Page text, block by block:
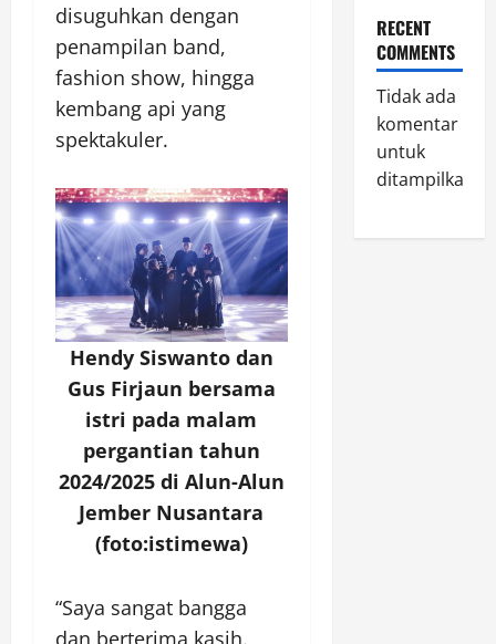
disuguhkan dengan
penampilan band,
fashion show, hingga
kembang api yang
spektakuler.
Hendy Siswanto dan
Gus Firjaun bersama
istri pada malam
pergantian tahun
2024/2025 di Alun-Alun
Jember Nusantara
(foto:istimewa)
“Saya sangat bangga
RECENT
COMMENTS
Tidak ada
komentar
untuk
ditampilkan.